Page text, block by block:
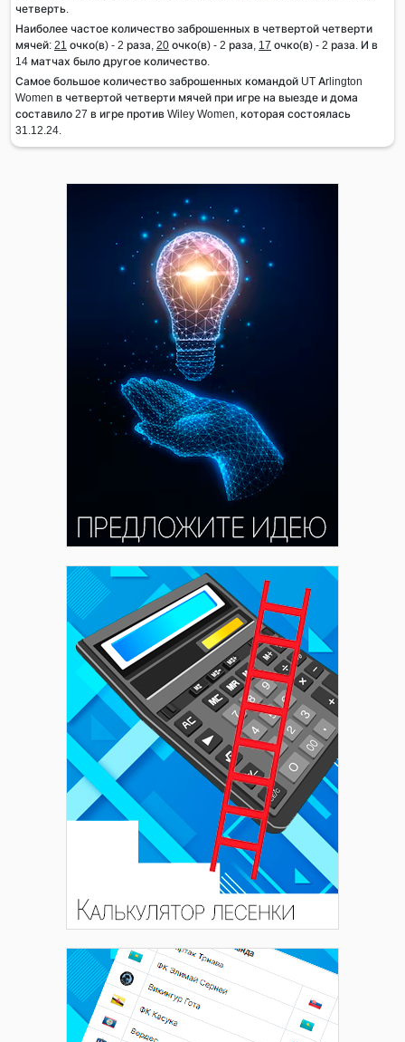
четверть.
Наиболее частое количество заброшенных в четвертой четверти
мячей: 21 очко(в) - 2 раза, 20 очко(в) - 2 раза, 17 очко(в) - 2 раза. И в
14 матчах было другое количество.
Самое большое количество заброшенных командой UT Arlington
Women в четвертой четверти мячей при игре на выезде и дома
составило 27 в игре против Wiley Women, которая состоялась
31.12.24.